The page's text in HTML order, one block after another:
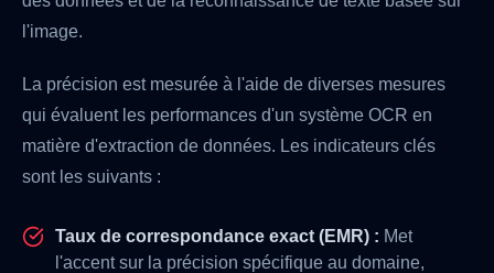
l'image.
La précision est mesurée à l'aide de diverses mesures
qui évaluent les performances d'un système OCR en
matière d'extraction de données. Les indicateurs clés
sont les suivants :
Taux de correspondance exact (EMR) : Met
l'accent sur la précision spécifique au domaine,